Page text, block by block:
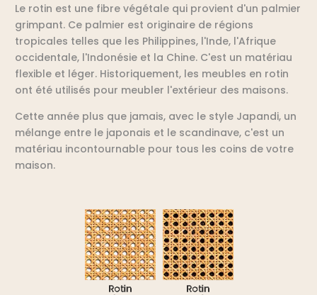
Le rotin est une fibre végétale qui provient d'un palmier
grimpant. Ce palmier est originaire de régions
tropicales telles que les Philippines, l'Inde, l'Afrique
occidentale, l'Indonésie et la Chine. C'est un matériau
flexible et léger. Historiquement, les meubles en rotin
ont été utilisés pour meubler l'extérieur des maisons.
Cette année plus que jamais, avec le style Japandi, un
mélange entre le japonais et le scandinave, c'est un
matériau incontournable pour tous les coins de votre
maison.